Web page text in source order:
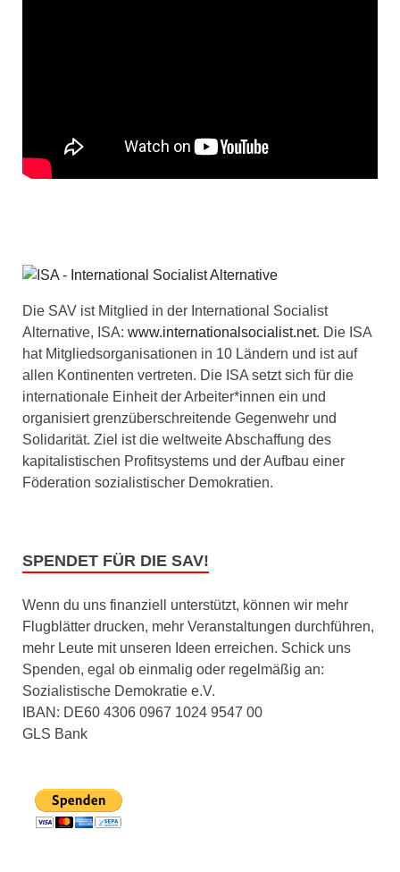
Die SAV ist Mitglied in der International Socialist
Alternative, ISA: www.internationalsocialist.net. Die ISA
hat Mitgliedsorganisationen in 10 Ländern und ist auf
allen Kontinenten vertreten. Die ISA setzt sich für die
internationale Einheit der Arbeiter*innen ein und
organisiert grenzüberschreitende Gegenwehr und
Solidarität. Ziel ist die weltweite Abschaffung des
kapitalistischen Profitsystems und der Aufbau einer
Föderation sozialistischer Demokratien.
SPENDET FÜR DIE SAV!
Wenn du uns finanziell unterstützt, können wir mehr
Flugblätter drucken, mehr Veranstaltungen durchführen,
mehr Leute mit unseren Ideen erreichen. Schick uns
Spenden, egal ob einmalig oder regelmäßig an:
Sozialistische Demokratie e.V.
IBAN: DE60 4306 0967 1024 9547 00
GLS Bank